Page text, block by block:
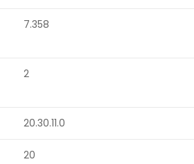
7.358
2
20.30.11.0
20